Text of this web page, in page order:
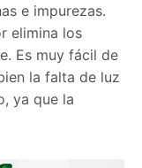
e impurezas.
elimina los
Es muy fácil de
la falta de luz
ya que la